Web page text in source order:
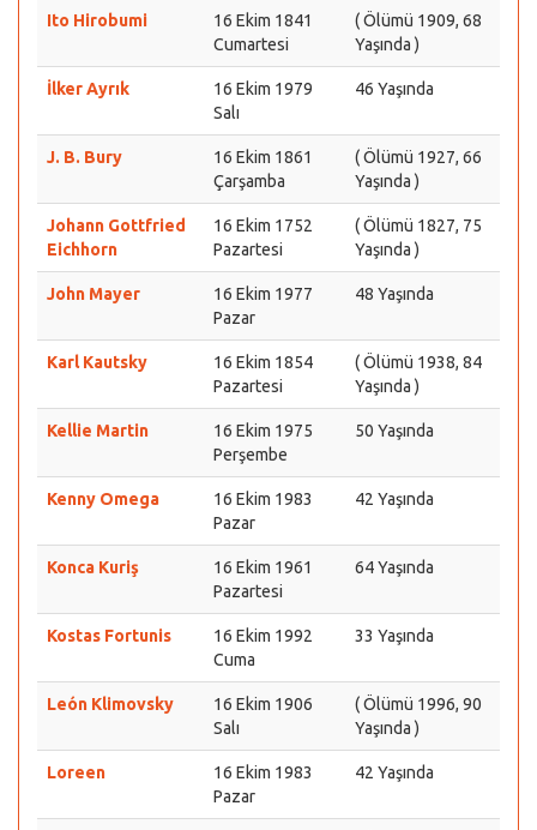
Ito Hirobumi
16 Ekim 1841
Cumartesi
( Ölümü 1909, 68
Yaşında )
İlker Ayrık
16 Ekim 1979
Salı
46 Yaşında
J. B. Bury
16 Ekim 1861
Çarşamba
( Ölümü 1927, 66
Yaşında )
Johann Gottfried
Eichhorn
16 Ekim 1752
Pazartesi
( Ölümü 1827, 75
Yaşında )
John Mayer
16 Ekim 1977
Pazar
48 Yaşında
Karl Kautsky
16 Ekim 1854
Pazartesi
( Ölümü 1938, 84
Yaşında )
Kellie Martin
16 Ekim 1975
Perşembe
50 Yaşında
Kenny Omega
16 Ekim 1983
Pazar
42 Yaşında
Konca Kuriş
16 Ekim 1961
Pazartesi
64 Yaşında
Kostas Fortunis
16 Ekim 1992
Cuma
33 Yaşında
León Klimovsky
16 Ekim 1906
Salı
( Ölümü 1996, 90
Yaşında )
Loreen
16 Ekim 1983
Pazar
42 Yaşında